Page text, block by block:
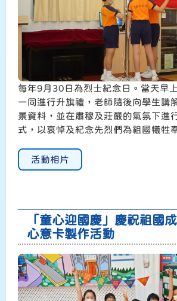
每年9月30日為烈士紀念日。當天早
一同進行升旗禮，老師隨後向學生講
景資料，並在肅穆及莊嚴的氣氛下進
式，以哀悼及紀念先烈們為祖國犧牲
活動相片
「童心迎國慶」慶祝祖國
心意卡製作活動